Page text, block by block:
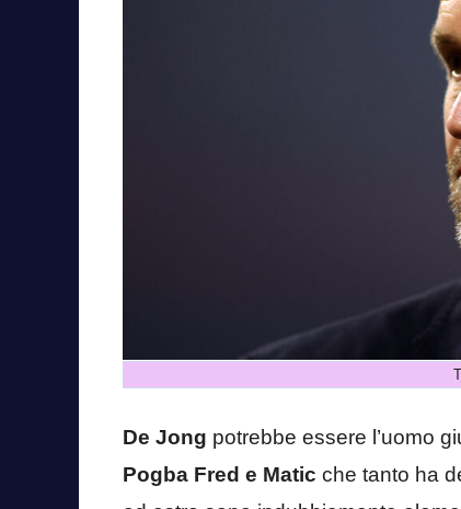
De Jong potrebbe essere l’uomo
Pogba Fred e Matic che tanto ha